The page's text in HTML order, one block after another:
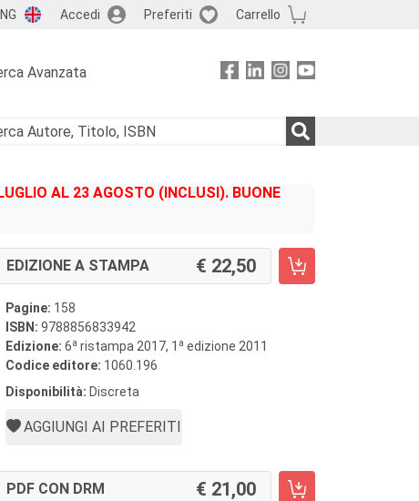
Accedi Preferiti Carrello
Avanzata
AL 23 AGOSTO (INCLUSI). BUONE
EDIZIONE A STAMPA 22,50
Pagine: 158
ISBN: 9788856833942
Edizione: 6a ristampa 2017, 1 a edizione 2011
Codice editore: 1060.196
Disponibilità: Discreta
AGGIUNGI AI PREFERITI
PDF CON DRM 21,00